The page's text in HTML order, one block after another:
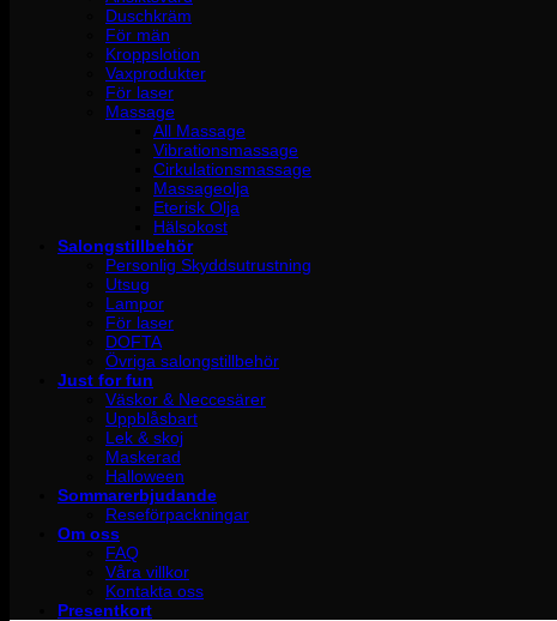
Duschkräm
För män
Kroppslotion
Vaxprodukter
För laser
Massage
All Massage
Vibrationsmassage
Cirkulationsmassage
Massageolja
Eterisk Olja
Hälsokost
Salongstillbehör
Personlig Skyddsutrustning
Utsug
Lampor
För laser
DOFTA
Övriga salongstillbehör
Just for fun
Väskor & Neccesärer
Uppblåsbart
Lek & skoj
Maskerad
Halloween
Sommarerbjudande
Reseförpackningar
Om oss
FAQ
Våra villkor
Kontakta oss
Presentkort